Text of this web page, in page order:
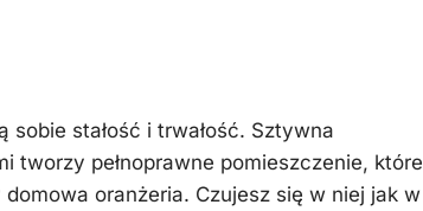
stałość i trwałość. Sztywna
tworzy pełnoprawne pomieszczenie, które
oranżeria. Czujesz się w niej jak w